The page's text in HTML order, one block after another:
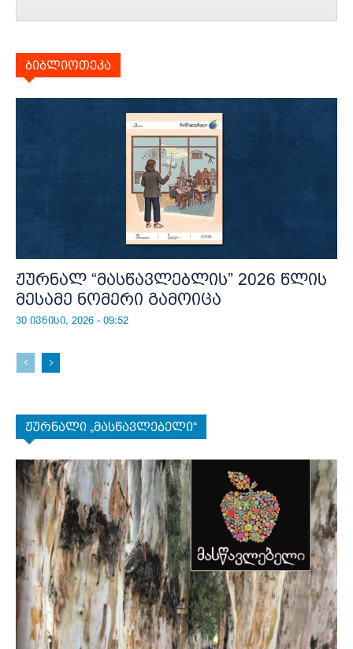
ბიბლიოთეკა
ჟურნალ “მასწავლებლის” 2026 წლის
მესამე ნომერი გამოიცა
30 ივნისი, 2026 - 09:52
ჟურნალი „მასწავლებელი“